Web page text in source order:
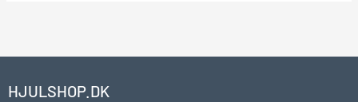
HJULSHOP.DK